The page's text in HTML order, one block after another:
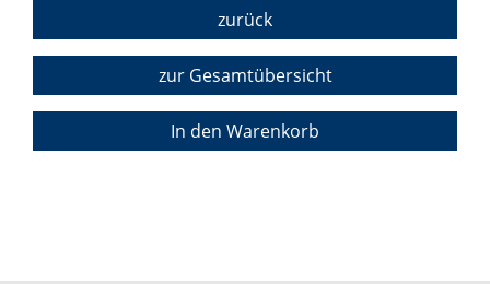
zurück
zur Gesamtübersicht
In den Warenkorb